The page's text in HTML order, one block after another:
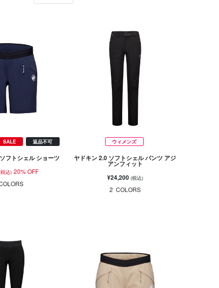
SALE 返品不可
フトシェル ショーツ
込) 20% OFF
ウィメンズ
ヤドキン 2.0 ソフトシェル パンツ アジ
アンフィット
¥24,200 (税込)
2 COLORS